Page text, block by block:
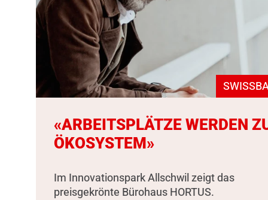
«ARBEITSPLÄTZE WERDEN
ÖKOSYSTEM»
Im Innovationspark Allschwil zeigt das
preisgekrönte Bürohaus HORTUS.